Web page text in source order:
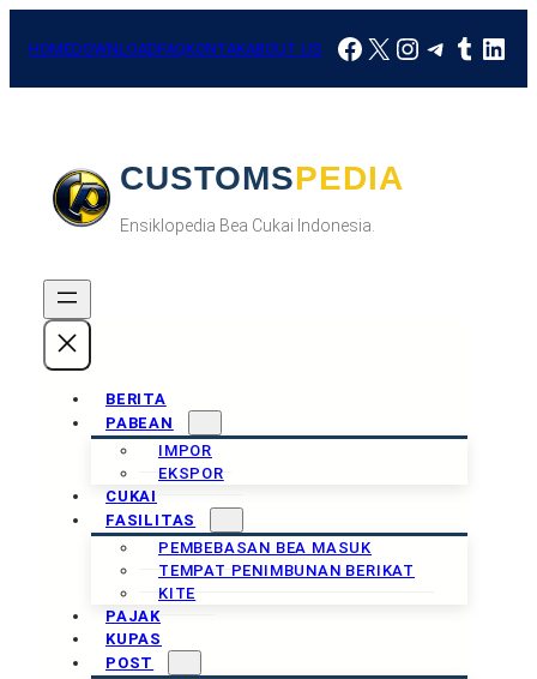
HOMEDOWNLOADFAQKONTAKABOUT US Facebook
X Instagram
CUSTOMSPEDIA
Ensiklopedia Bea Cukai Indonesia.
BERITA
PABEAN
IMPOR
EKSPOR
CUKAI
FASILITAS
PEMBEBASAN BEA MASUK
TEMPAT PENIMBUNAN BERIKAT
KITE
PAJAK
KUPAS
POST